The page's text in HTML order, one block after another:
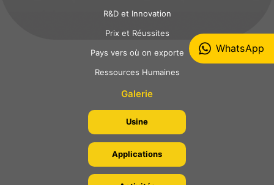
WhatsApp
R&D et Innovation
Prix et Réussites
Pays vers où on exporte
Ressources Humaines
Galerie
Usine
Applications